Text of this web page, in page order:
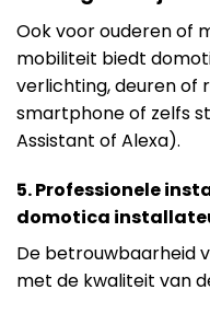
Ook voor ouderen of
mobiliteit biedt
verlichting, deuren of
smartphone of zelfs
Assistant of Alexa).
5. Professionele
domotica
De betrouwbaarheid
met de kwaliteit van